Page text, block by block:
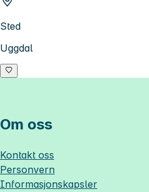
Sted
Uggdal
Om oss
Kontakt oss
Personvern
Informasjonskapsler